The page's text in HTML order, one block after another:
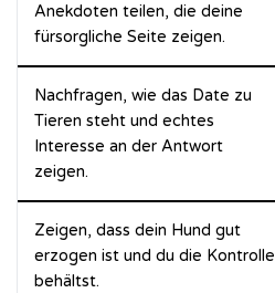
Anekdoten teilen, die deine
fürsorgliche Seite zeigen.
Nachfragen, wie das Date zu
Tieren steht und echtes
Interesse an der Antwort
zeigen.
Zeigen, dass dein Hund gut
erzogen ist und du die Kontrolle
behältst.